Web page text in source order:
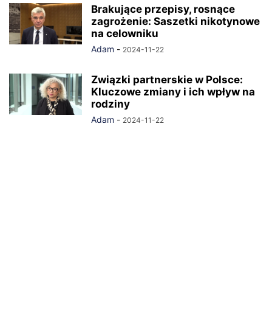
Brakujące przepisy, rosnące
zagrożenie: Saszetki nikotynowe
na celowniku
Adam - 2024-11-22
Związki partnerskie w Polsce:
Kluczowe zmiany i ich wpływ na
rodziny
Adam - 2024-11-22